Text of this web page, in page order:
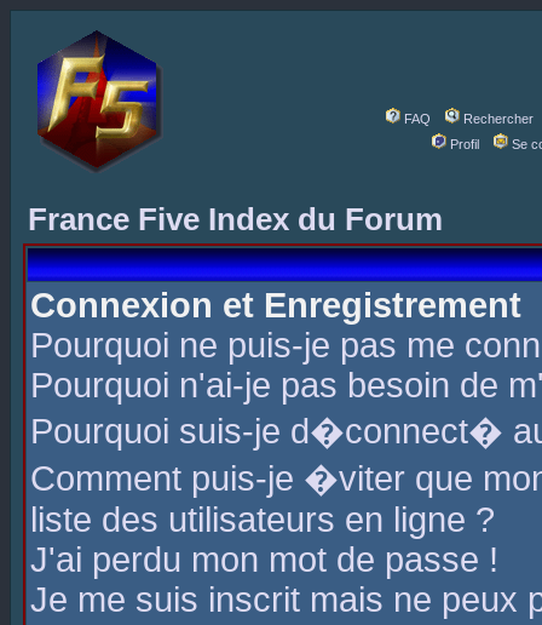
FAQ
Rechercher
Profil
Se
France Five Index du Forum
Connexion et Enregistrement
Pourquoi ne puis-je pas me
Pourquoi n'ai-je pas besoin de
Pourquoi suis-je d�connect�
Comment puis-je �viter que
liste des utilisateurs en ligne ?
J'ai perdu mon mot de passe !
Je me suis inscrit mais ne peux